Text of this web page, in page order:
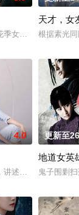
女生苏琳（黄杨
天才，女
根据素光
4.0
讲述了他们在中意
更新至
地道女英
鬼子围剿